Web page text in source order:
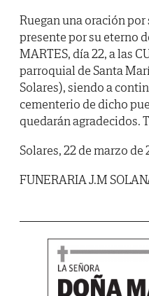
Ruegan una oración
presente por su eterno
MARTES, día 22, a las
parroquial de Santa
Solares), siendo a
cementerio de dicho
quedarán agradecidos.
Solares, 22 de marzo de
FUNERARIA J.M